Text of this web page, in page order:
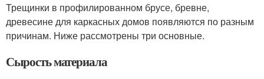
Трещинки в профилированном брусе, бревне,
древесине для каркасных домов появляются по разным
причинам. Ниже рассмотрены три основные.
Сырость материала